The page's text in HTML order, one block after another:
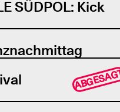
SÜDPOL: Kick